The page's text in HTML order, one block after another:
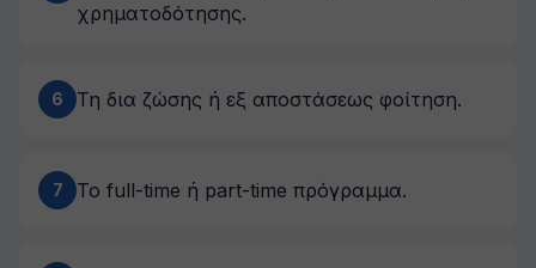
χρηματοδότησης.
6 Τη δια ζώσης ή εξ αποστάσεως φοίτηση.
7 Το full-time ή part-time πρόγραμμα.